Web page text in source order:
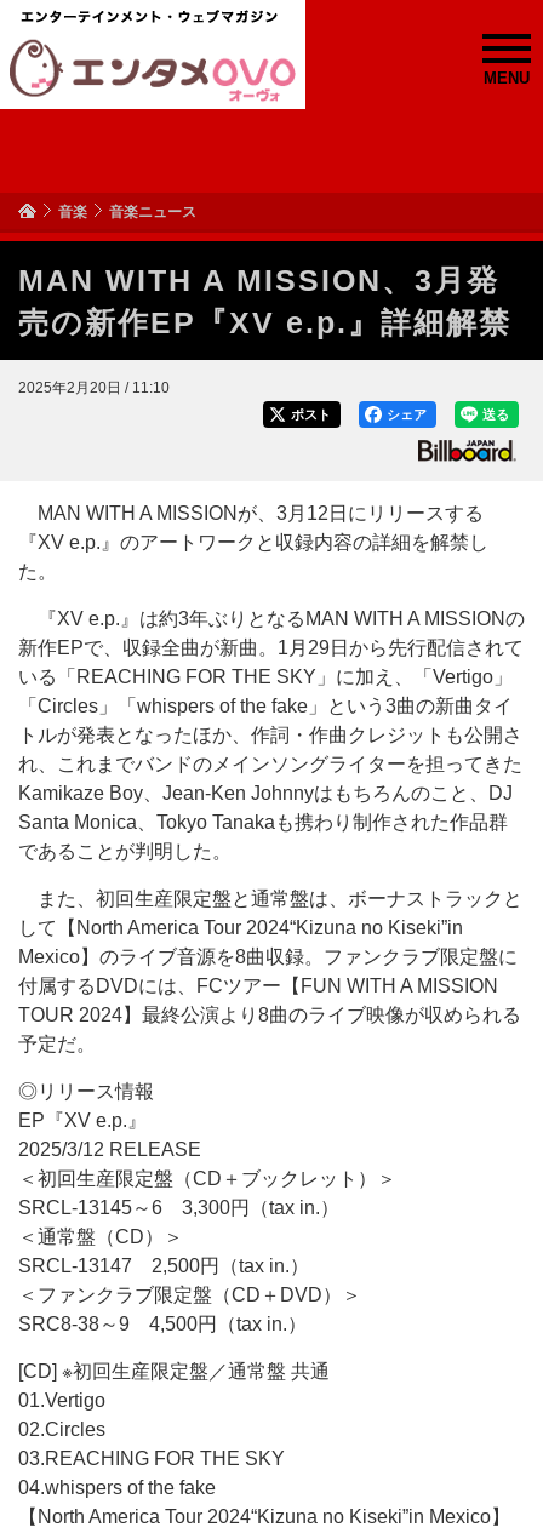
MENU
音楽 音楽ニュース
MAN WITH A MISSION、3月発
売の新作EP『XV e.p.』詳細解禁
2025年2月20日 / 11:10
送る
シェア
ポスト
MAN WITH A MISSIONが、3月12日にリリースする
『XV e.p.』のアートワークと収録内容の詳細を解禁し
た。
『XV e.p.』は約3年ぶりとなるMAN WITH A MISSIONの
新作EPで、収録全曲が新曲。1月29日から先行配信されて
いる「REACHING FOR THE SKY」に加え、「Vertigo」
「Circles」「whispers of the fake」という3曲の新曲タイ
トルが発表となったほか、作詞・作曲クレジットも公開さ
れ、これまでバンドのメインソングライターを担ってきた
Kamikaze Boy、Jean-Ken Johnnyはもちろんのこと、DJ
Santa Monica、Tokyo Tanakaも携わり制作された作品群
であることが判明した。
また、初回生産限定盤と通常盤は、ボーナストラックと
して【North America Tour 2024“Kizuna no Kiseki”in
Mexico】のライブ音源を8曲収録。ファンクラブ限定盤に
付属するDVDには、FCツアー【FUN WITH A MISSION
TOUR 2024】最終公演より8曲のライブ映像が収められる
予定だ。
◎リリース情報
EP『XV e.p.』
2025/3/12 RELEASE
＜初回生産限定盤（CD＋ブックレット）＞
SRCL-13145～6 3,300円（tax in.）
＜通常盤（CD）＞
SRCL-13147 2,500円（tax in.）
＜ファンクラブ限定盤（CD＋DVD）＞
SRC8-38～9 4,500円（tax in.）
[CD] ※初回生産限定盤／通常盤 共通
01.Vertigo
02.Circles
03.REACHING FOR THE SKY
04.whispers of the fake
【North America Tour 2024“Kizuna no Kiseki”in Mexico】